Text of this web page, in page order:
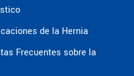
de la Hernia
Frecuentes sobre la